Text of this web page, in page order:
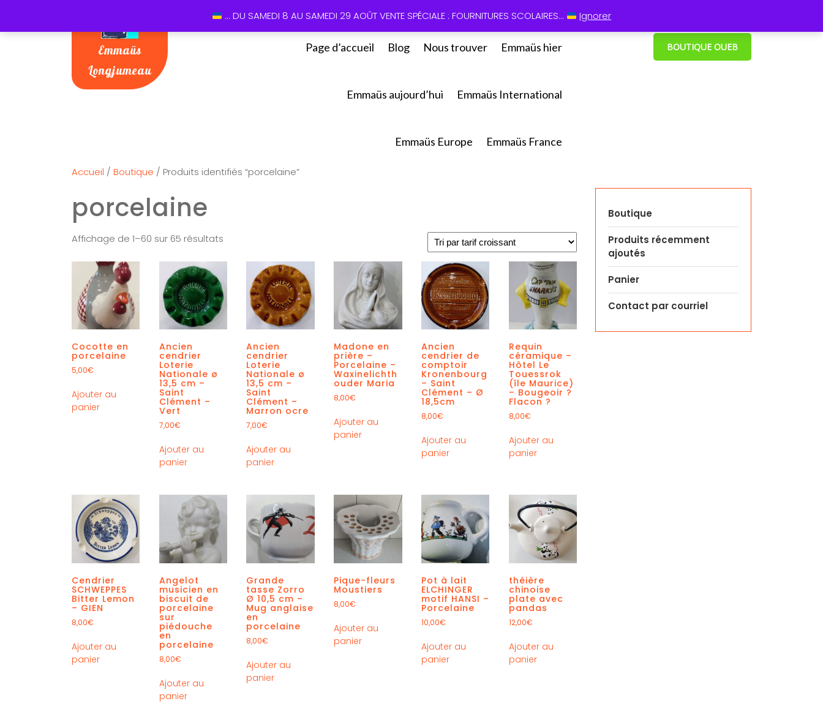
01 60 49 13 60
Emmaüs
Longjumeau
Page d’accueil Blog Nous trouver Emmaüs hier
Emmaüs aujourd’hui Emmaüs International
Emmaüs Europe Emmaüs France
BOUTIQUE OUEB
Accueil / Boutique / Produits identifiés “porcelaine”
porcelaine
Affichage de 1–60 sur 65 résultats
Cocotte en
porcelaine
5,00€
Ajouter au
panier
Ancien
cendrier
Loterie
Nationale ø
13,5 cm –
Saint
Clément –
Vert
7,00€
Ajouter au
panier
Ancien
cendrier
Loterie
Nationale ø
13,5 cm –
Saint
Clément –
Marron ocre
7,00€
Ajouter au
panier
Madone en
prière –
Porcelaine –
Waxinelichth
ouder Maria
8,00€
Ajouter au
panier
Ancien
cendrier de
comptoir
Kronenbourg
– Saint
Clément – Ø
18,5cm
8,00€
Ajouter au
panier
Requin
céramique –
Hôtel Le
Touessrok
(île Maurice)
– Bougeoir ?
Flacon ?
8,00€
Ajouter au
panier
Cendrier
SCHWEPPES
Bitter Lemon
– GIEN
8,00€
Ajouter au
panier
Angelot
musicien en
biscuit de
porcelaine
sur
piédouche
en
porcelaine
8,00€
Ajouter au
panier
Grande
tasse Zorro
Ø 10,5 cm –
Mug anglaise
en
porcelaine
8,00€
Ajouter au
panier
Pique-fleurs
Moustiers
8,00€
Ajouter au
panier
Pot à lait
ELCHINGER
motif HANSI –
Porcelaine
10,00€
Ajouter au
panier
théière
chinoise
plate avec
pandas
12,00€
Ajouter au
panier
Boutique
Produits récemment
ajoutés
Panier
Contact par courriel
... DU SAMEDI 8 AU SAMEDI 29 AOÛT VENTE SPÉCIALE : FOURNITURES SCOLAIRES... Ignorer